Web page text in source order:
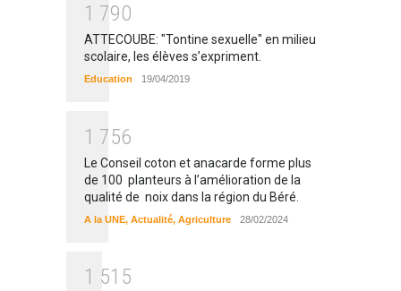
1 790
ATTECOUBE: "Tontine sexuelle" en milieu
scolaire, les élèves s’expriment.
Education 19/04/2019
1 756
Le Conseil coton et anacarde forme plus
de 100 planteurs à l’amélioration de la
qualité de noix dans la région du Béré.
A la UNE, Actualité, Agriculture 28/02/2024
1 51 5